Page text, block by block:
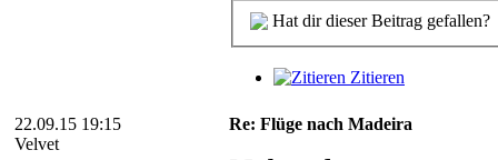
Hat dir dieser Beitrag gefallen?
Zitieren
22.09.15 19:15
Velvet
Re: Flüge nach Madeira